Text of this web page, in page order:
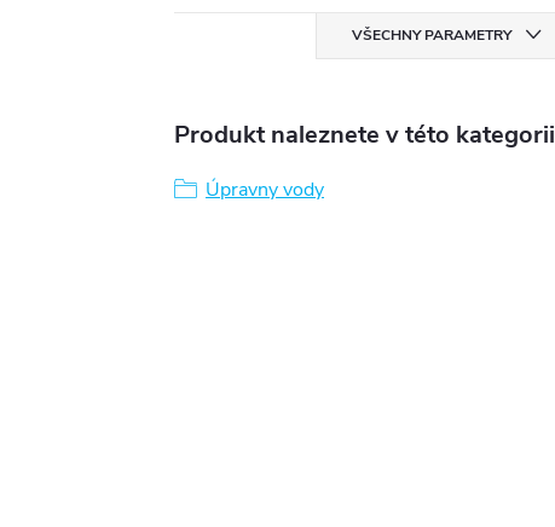
VŠECHNY PARAMETRY
Produkt naleznete v této kategorii
Úpravny vody